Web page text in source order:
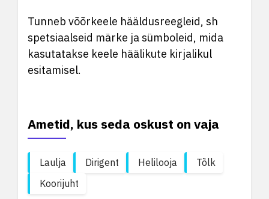
Tunneb võõrkeele hääldusreegleid, sh
spetsiaalseid märke ja sümboleid, mida
kasutatakse keele häälikute kirjalikul
esitamisel.
Ametid, kus seda oskust on vaja
Laulja Dirigent Helilooja
Tõlk
Koorijuht